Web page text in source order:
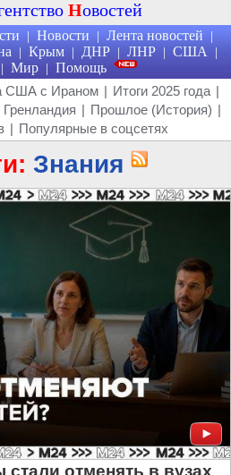
Новостей
| Новости | Лента новостей |
| Крым | ДНР | ЛНР | США |
| Мир | Помощь
США с Ираном | Итоги 2025 года |
Гренландия | Прошлое (История) |
| Популярные в соцсетях
Знания
отменять в вузах